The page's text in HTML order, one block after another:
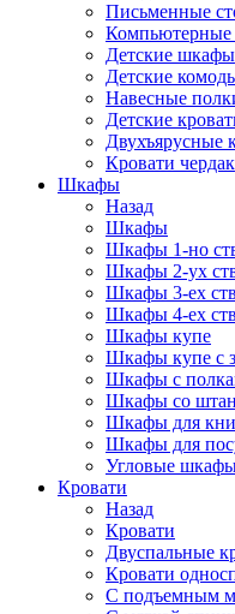
Письменные
Компьютерные
Детские шкафы
Детские
Навесные
Детские
Двухъярусные
Кровати чердак
Шкафы
Назад
Шкафы
Шкафы 1-но
Шкафы 2-ух
Шкафы 3-ех
Шкафы 4-ех
Шкафы купе
Шкафы купе с
Шкафы с
Шкафы со
Шкафы для
Шкафы для
Угловые
Кровати
Назад
Кровати
Двуспальные
Кровати
С подъемным